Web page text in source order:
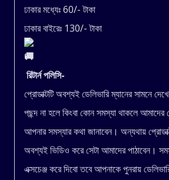
ঢাকার মধ্যেঃ 60/- টাকা
ঢাকার বাইরেঃ 130/- টাকা
রিটার্ন পলিসি-
প্রোডাক্টটি অবশ্যই ডেলিভারি ম্যানের সামনে
পছন্দ না হলে কিংবা কোন সমস্যা থাকলে আমাদের
আপনার সমস্যার কথা জানাবেন। অন্যথায়
অবশ্যই ভিডিও করে সেটা আমাদের পাঠাবেন।
এক্সচেঞ্জ করে দিবো তবে আপনাকে পুনরায় ডেলিভারি